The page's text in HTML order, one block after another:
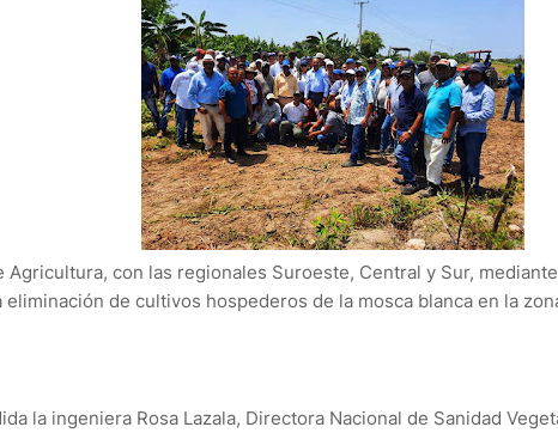
Agricultura, con las regionales Suroeste, Central y Sur,
eliminación de cultivos hospederos de la mosca blanca en la
la ingeniera Rosa Lazala, Directora Nacional de Sanidad